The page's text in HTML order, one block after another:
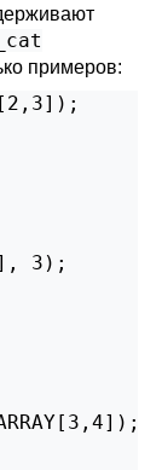
примеров:
3);